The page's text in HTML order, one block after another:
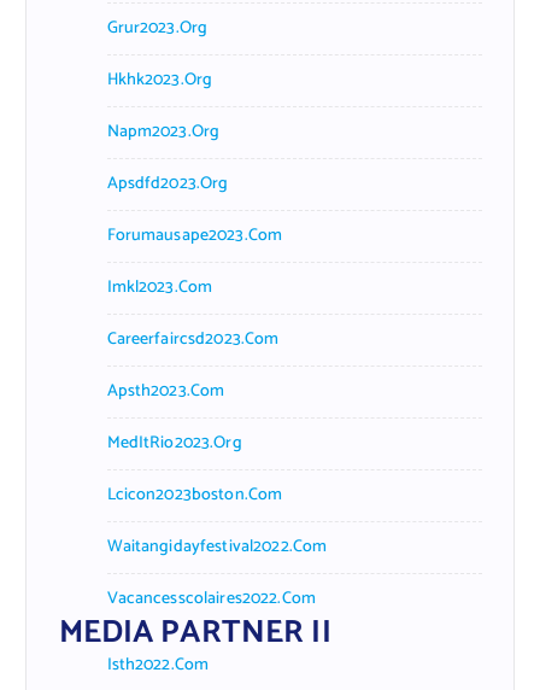
Grur2023.org
Hkhk2023.org
Napm2023.org
Apsdfd2023.org
Forumausape2023.com
Imkl2023.com
Careerfaircsd2023.com
Apsth2023.com
MedItRio2023.org
Lcicon2023boston.com
Waitangidayfestival2022.com
Vacancesscolaires2022.com
MEDIA PARTNER II
Isth2022.com